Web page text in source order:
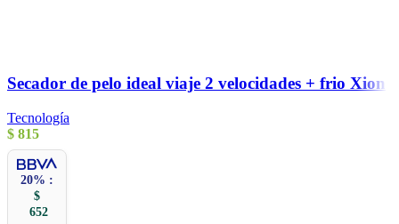
Secador de pelo ideal viaje 2 velocidades + frio Xion
Tecnología
$ 815
20% :
$
652